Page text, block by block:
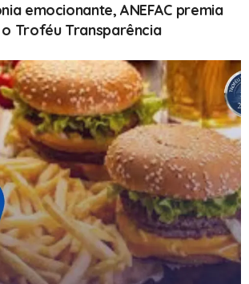
emocionante, ANEFAC premia
Troféu Transparência